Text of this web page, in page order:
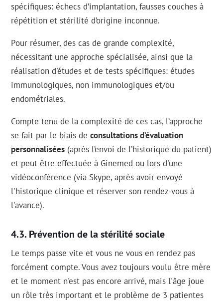
spécifiques: échecs d’implantation, fausses couches à
répétition et stérilité d’origine inconnue.
Pour résumer, des cas de grande complexité,
nécessitant une approche spécialisée, ainsi que la
réalisation d'études et de tests spécifiques: études
immunologiques, non immunologiques et/ou
endométriales.
Compte tenu de la complexité de ces cas, l’approche
se fait par le biais deconsultations d’évaluation
personnalisées (après l’envoi de l’historique du patient)
et peut être effectuée à Ginemed ou lors d'une
vidéoconférence (via Skype, après avoir envoyé
l'historique clinique et réserver son rendez-vous à
l'avance).
Prévention de la stérilité sociale
Le temps passe vite et vous ne vous en rendez pas
forcément compte. Vous avez toujours voulu être mère
et le moment n'est pas encore arrivé, mais l'âge joue
un rôle très important et le problème de 3 patientes